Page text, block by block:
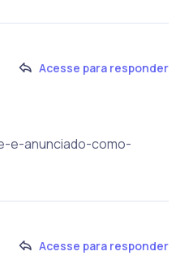
Acesse para responder
e-anunciado-como-
Acesse para responder